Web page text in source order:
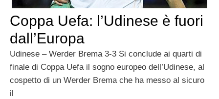
Coppa Uefa: l’Udinese è fuori
dall’Europa
Udinese – Werder Brema 3-3 Si conclude ai quarti di
finale di Coppa Uefa il sogno europeo dell’Udinese, al
cospetto di un Werder Brema che ha messo al sicuro
il